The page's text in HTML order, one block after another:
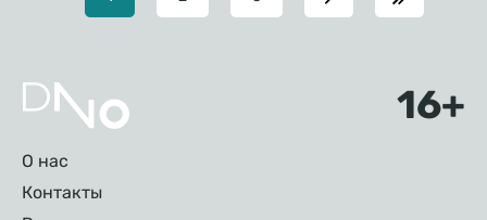
страница
Подвал
О нас
Контакты